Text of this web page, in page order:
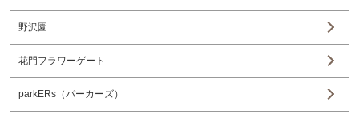
野沢園
花門フラワーゲート
parkERs（パーカーズ）